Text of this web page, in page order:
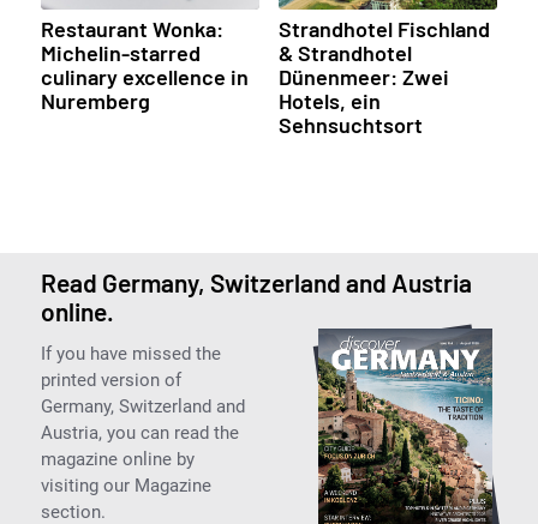
Restaurant Wonka:
Michelin-starred
culinary excellence in
Nuremberg
Strandhotel Fischland
& Strandhotel
Dünenmeer: Zwei
Hotels, ein
Sehnsuchtsort
Read Germany, Switzerland and Austria
online.
If you have missed the
printed version of
Germany, Switzerland and
Austria, you can read the
magazine online by
visiting our Magazine
section.